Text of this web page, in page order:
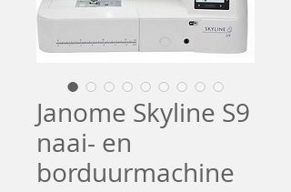
Janome Skyline S9
naai- en
borduurmachine